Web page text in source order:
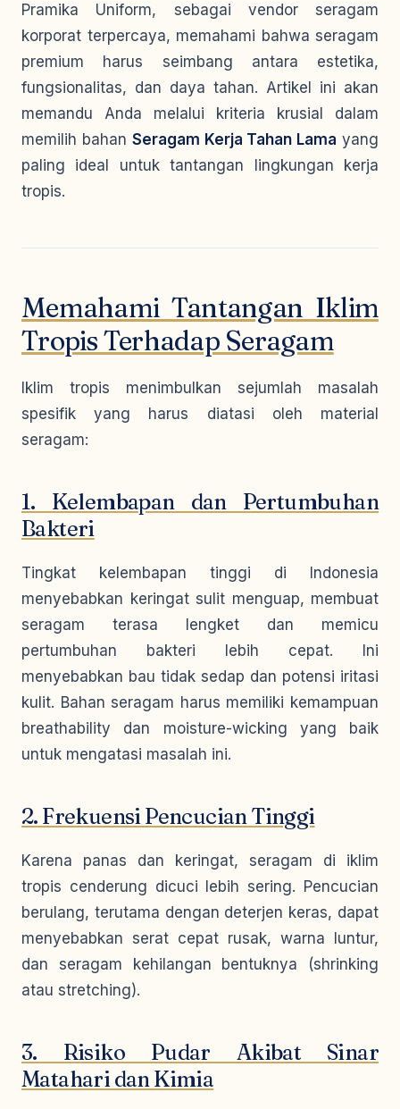
Pramika Uniform, sebagai vendor seragam
korporat terpercaya, memahami bahwa seragam
premium harus seimbang antara estetika,
fungsionalitas, dan daya tahan. Artikel ini akan
memandu Anda melalui kriteria krusial dalam
memilih bahan Seragam Kerja Tahan Lama yang
paling ideal untuk tantangan lingkungan kerja
tropis.
Memahami Tantangan Iklim
Tropis Terhadap Seragam
Iklim tropis menimbulkan sejumlah masalah
spesifik yang harus diatasi oleh material
seragam:
1. Kelembapan dan Pertumbuhan
Bakteri
Tingkat kelembapan tinggi di Indonesia
menyebabkan keringat sulit menguap, membuat
seragam terasa lengket dan memicu
pertumbuhan bakteri lebih cepat. Ini
menyebabkan bau tidak sedap dan potensi iritasi
kulit. Bahan seragam harus memiliki kemampuan
breathability dan moisture-wicking yang baik
untuk mengatasi masalah ini.
2. Frekuensi Pencucian Tinggi
Karena panas dan keringat, seragam di iklim
tropis cenderung dicuci lebih sering. Pencucian
berulang, terutama dengan deterjen keras, dapat
menyebabkan serat cepat rusak, warna luntur,
dan seragam kehilangan bentuknya (shrinking
atau stretching).
3. Risiko Pudar Akibat Sinar
Matahari dan Kimia